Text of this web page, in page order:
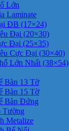
Lớn
Laminate
ĐB (17×24)
Đại (20×30)
Đại (25×35)
Cực Đại (30×40)
Lớn Nhất (38×54)
Bàn 13 Tờ
Bàn 15 Tờ
Bàn Đứng
Tường
Metalize